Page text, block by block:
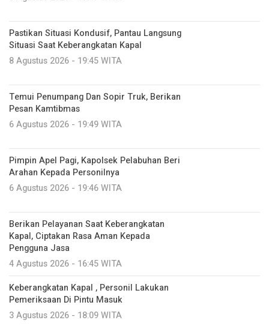
Pastikan Situasi Kondusif, Pantau Langsung
Situasi Saat Keberangkatan Kapal
8 Agustus 2026 - 19:45 WITA
Temui Penumpang Dan Sopir Truk, Berikan
Pesan Kamtibmas
6 Agustus 2026 - 19:49 WITA
Pimpin Apel Pagi, Kapolsek Pelabuhan Beri
Arahan Kepada Personilnya
6 Agustus 2026 - 19:46 WITA
Berikan Pelayanan Saat Keberangkatan
Kapal, Ciptakan Rasa Aman Kepada
Pengguna Jasa
4 Agustus 2026 - 16:45 WITA
Keberangkatan Kapal , Personil Lakukan
Pemeriksaan Di Pintu Masuk
3 Agustus 2026 - 18:09 WITA